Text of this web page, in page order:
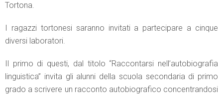
Tortona.
I ragazzi tortonesi saranno invitati a partecipare a cinque
diversi laboratori.
Il primo di questi, dal titolo “Raccontarsi nell’autobiografia
linguistica” invita gli alunni della scuola secondaria di primo
grado a scrivere un racconto autobiografico concentrandosi